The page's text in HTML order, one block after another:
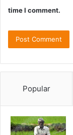
time I comment.
Popular